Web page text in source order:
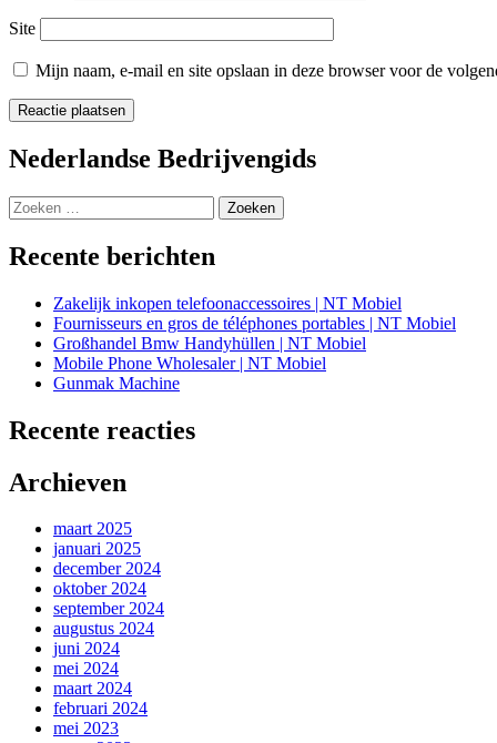
Site
Mijn naam, e-mail en site opslaan in deze browser voor de
Nederlandse Bedrijvengids
Zoeken
naar:
Recente berichten
Zakelijk inkopen telefoonaccessoires | NT Mobiel
Fournisseurs en gros de téléphones portables | NT Mobiel
Großhandel Bmw Handyhüllen | NT Mobiel
Mobile Phone Wholesaler | NT Mobiel
Gunmak Machine
Recente reacties
Archieven
maart 2025
januari 2025
december 2024
oktober 2024
september 2024
augustus 2024
juni 2024
mei 2024
maart 2024
februari 2024
mei 2023